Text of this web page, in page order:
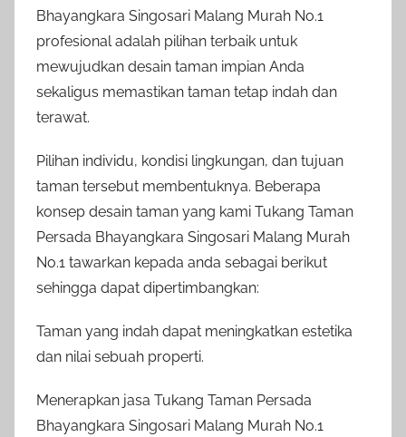
Bhayangkara Singosari Malang Murah No.1
profesional adalah pilihan terbaik untuk
mewujudkan desain taman impian Anda
sekaligus memastikan taman tetap indah dan
terawat.
Pilihan individu, kondisi lingkungan, dan tujuan
taman tersebut membentuknya. Beberapa
konsep desain taman yang kami Tukang Taman
Persada Bhayangkara Singosari Malang Murah
No.1 tawarkan kepada anda sebagai berikut
sehingga dapat dipertimbangkan:
Taman yang indah dapat meningkatkan estetika
dan nilai sebuah properti.
Menerapkan jasa Tukang Taman Persada
Bhayangkara Singosari Malang Murah No.1